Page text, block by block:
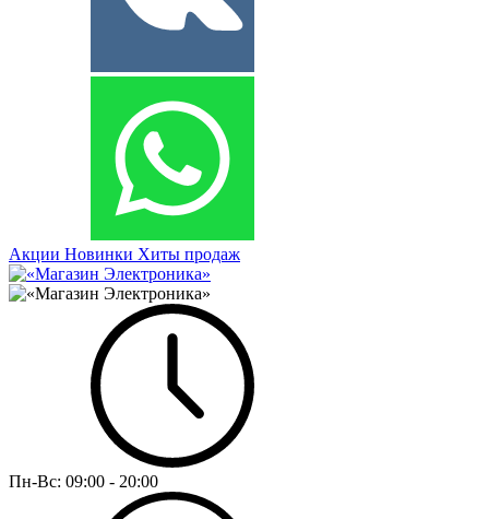
Акции Новинки Хиты продаж
Пн-Вс: 09:00 - 20:00